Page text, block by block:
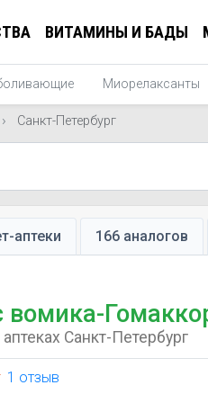
ВИТАМИНЫ И БАДЫ
Миорелаксанты
Санкт-Петербург
аптеки 166 аналогов
вомика-
Санкт-Петербург
1 отзыв